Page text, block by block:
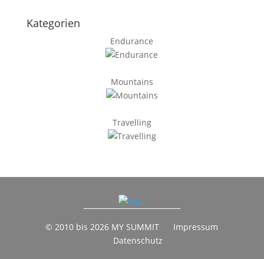
Kategorien
Endurance
Mountains
Travelling
© 2010 bis 2026 MY SUMMIT
Impressum
Datenschutz